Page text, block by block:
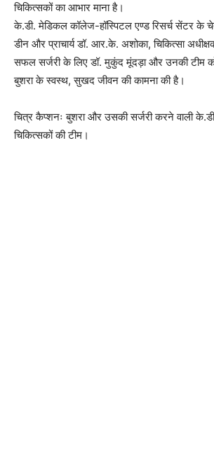
चिकित्सकों का आभार माना है।
के.डी. मेडिकल कॉलेज-हॉस्पिटल एण्ड रिसर्च सेंटर के
डीन और प्राचार्य डॉ. आर.के. अशोका, चिकित्सा
सफल सर्जरी के लिए डॉ. मुकुंद मूंदड़ा और उनकी टीम
बुशरा के स्वस्थ, सुखद जीवन की कामना की है।
चित्र कैप्शनः बुशरा और उसकी सर्जरी करने वाली
चिकित्सकों की टीम।